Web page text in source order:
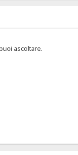
ascoltare.